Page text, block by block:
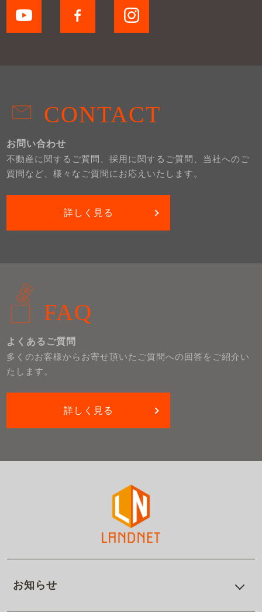
CONTACT
お問い合わせ
不動産に関するご質問、採用に関するご質問、当社へのご
質問など、様々なご質問にお応えいたします。
詳しく見る
FAQ
よくあるご質問
多くのお客様からお寄せ頂いたご質問への回答をご紹介い
たします。
詳しく見る
お知らせ